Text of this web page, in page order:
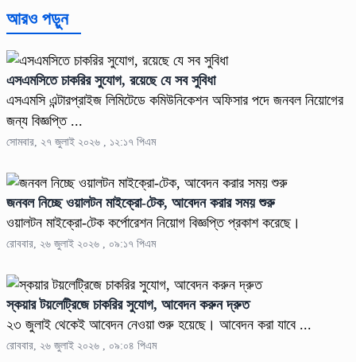
আরও পড়ুন
এসএমসিতে চাকরির সুযোগ, রয়েছে যে সব সুবিধা
এসএমসি এন্টারপ্রাইজ লিমিটেডে কমিউনিকেশন অফিসার পদে জনবল নিয়োগের
জন্য বিজ্ঞপ্তি ...
সোমবার, ২৭ জুলাই ২০২৬ , ১২:১৭ পিএম
জনবল নিচ্ছে ওয়ালটন মাইক্রো-টেক, আবেদন করার সময় শুরু
ওয়ালটন মাইক্রো-টেক কর্পোরেশন নিয়োগ বিজ্ঞপ্তি প্রকাশ করেছে।
রোববার, ২৬ জুলাই ২০২৬ , ০৯:১৭ পিএম
স্কয়ার টয়লেট্রিজে চাকরির সুযোগ, আবেদন করুন দ্রুত
২৩ জুলাই থেকেই আবেদন নেওয়া শুরু হয়েছে। আবেদন করা যাবে ...
রোববার, ২৬ জুলাই ২০২৬ , ০৯:০৪ পিএম